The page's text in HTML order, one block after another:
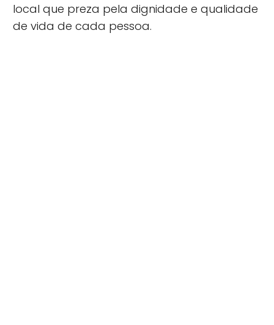
local que preza pela dignidade e qualidade
de vida de cada pessoa.